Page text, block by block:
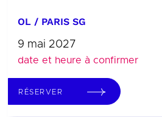
OL / PARIS SG
9 mai 2027
date et heure à confirmer
RÉSERVER